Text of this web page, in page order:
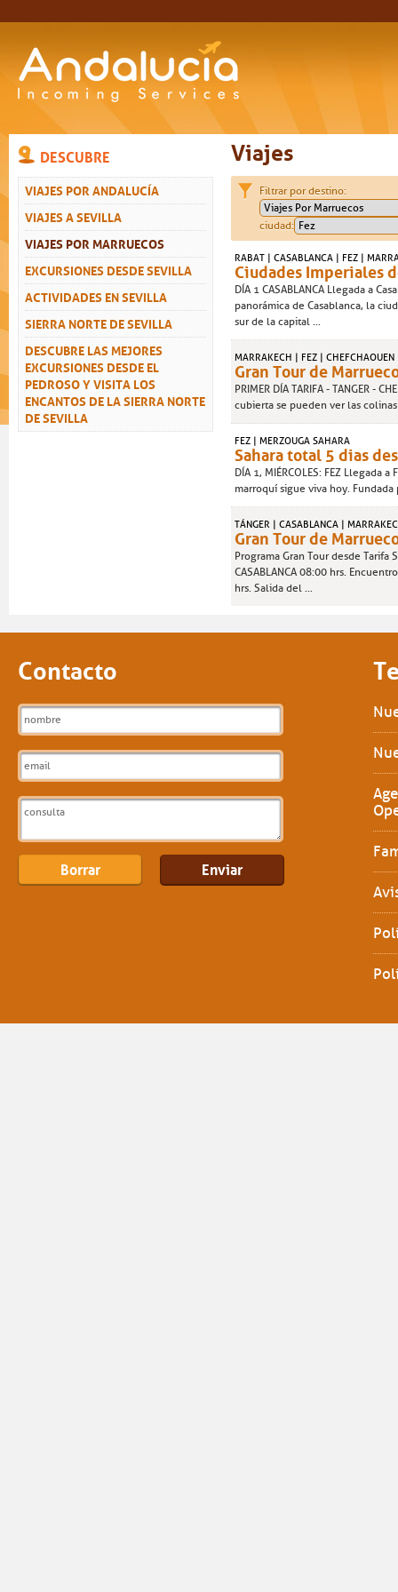
DESCUBRE
VIAJES POR ANDALUCÍA
VIAJES A SEVILLA
VIAJES POR MARRUECOS
EXCURSIONES DESDE SEVILLA
ACTIVIDADES EN SEVILLA
SIERRA NORTE DE SEVILLA
DESCUBRE LAS MEJORES
EXCURSIONES DESDE EL
PEDROSO Y VISITA LOS
ENCANTOS DE LA SIERRA NORTE
DE SEVILLA
Viajes
Filtrar por destino:
ciudad:
RABAT | CASABLANCA | FEZ |
Ciudades Imperiales
DÍA 1 CASABLANCA Llegada a
panorámica de Casablanca, la
sur de la capital ...
MARRAKECH | FEZ |
Gran Tour de
PRIMER DÍA TARIFA - TANGER -
cubierta se pueden ver las
FEZ | MERZOUGA SAHARA
Sahara total 5 dias
DÍA 1, MIÉRCOLES: FEZ
marroquí sigue viva hoy.
TÁNGER | CASABLANCA |
Gran Tour de
Programa Gran Tour desde Tarifa
CASABLANCA 08:00 hrs.
hrs. Salida del ...
Contacto